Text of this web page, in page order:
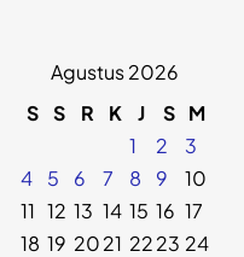
Agustus 2026
S S R K J S M
1
2
3
4
5 6 7 8 9
10
11 12 13 14 15 16 17
18 19 2021 2223 24